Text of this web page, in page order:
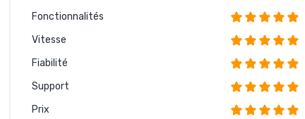
Fonctionnalités
Vitesse
Fiabilité
Support
Prix